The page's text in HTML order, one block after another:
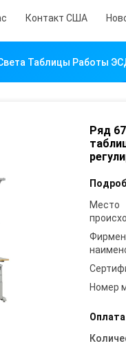
Контакт США
Таблицы Работы
Ряд
Место
Номер